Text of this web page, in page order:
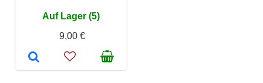
Auf Lager (5)
9,00 €